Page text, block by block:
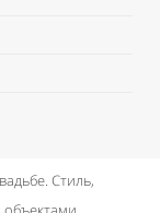
Стиль,